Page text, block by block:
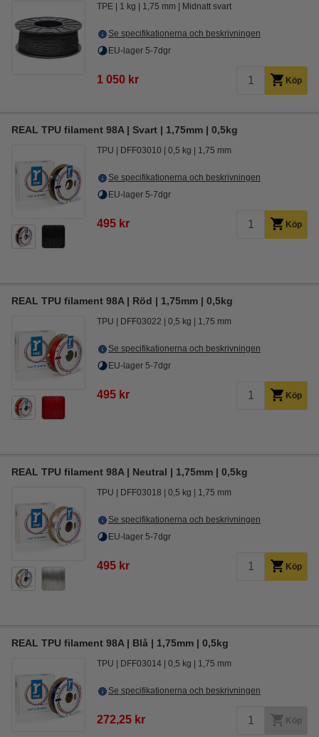
TPE 1 kg 1,75 mm Midnatt svart
Se specifikationerna och beskrivningen
EU-lager 5-7dgr
1 050 kr Köp
REAL TPU filament 98A | Svart | 1,75mm | 0,5kg
TPU DFF03010 0,5 kg 1,75 mm
Se specifikationerna och beskrivningen
EU-lager 5-7dgr
495 kr Köp
REAL TPU filament 98A | Röd | 1,75mm | 0,5kg
TPU DFF03022 0,5 kg 1,75 mm
Se specifikationerna och beskrivningen
EU-lager 5-7dgr
495 kr Köp
REAL TPU filament 98A | Neutral | 1,75mm | 0,5kg
TPU DFF03018 0,5 kg 1,75 mm
Se specifikationerna och beskrivningen
EU-lager 5-7dgr
495 kr Köp
REAL TPU filament 98A | Blå | 1,75mm | 0,5kg
TPU DFF03014 0,5 kg 1,75 mm
Se specifikationerna och beskrivningen
272,25 kr Köp